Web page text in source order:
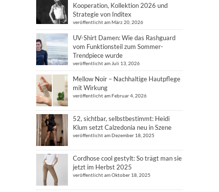
Kooperation, Kollektion 2026 und
Strategie von Inditex
veröffentlicht am März 20, 2026
UV-Shirt Damen: Wie das Rashguard
vom Funktionsteil zum Sommer-
Trendpiece wurde
veröffentlicht am Juli 13, 2026
Mellow Noir – Nachhaltige Hautpflege
mit Wirkung
veröffentlicht am Februar 4, 2026
52, sichtbar, selbstbestimmt: Heidi
Klum setzt Calzedonia neu in Szene
veröffentlicht am Dezember 18, 2025
Cordhose cool gestylt: So trägt man sie
jetzt im Herbst 2025
veröffentlicht am Oktober 18, 2025